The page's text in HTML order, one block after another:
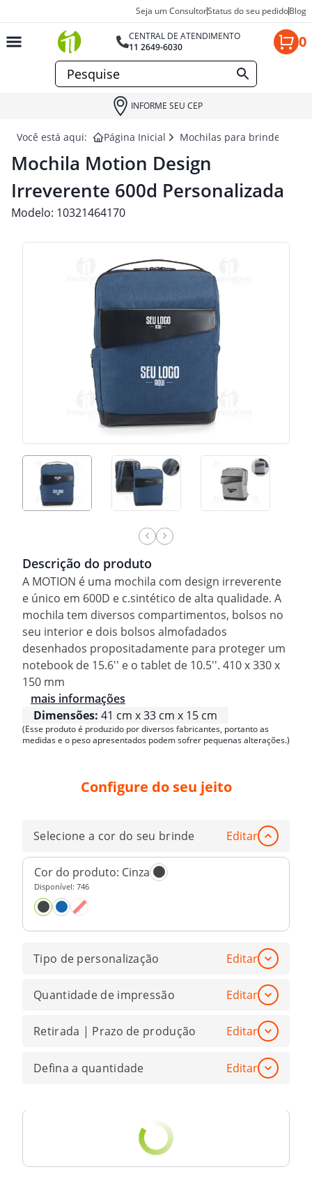
Seja um ConsultorStatus do seu pedidoBlog
CENTRAL DE ATENDIMENTO
11 2649-6030
0
INFORME SEU CEP
Você está aqui: Página Inicial Mochilas para brindes
Mochila Motion Design
Irreverente 600d Personalizada
Modelo: 10321464170
Descrição do produto
A MOTION é uma mochila com design irreverente
e único em 600D e c.sintético de alta qualidade. A
mochila tem diversos compartimentos, bolsos no
seu interior e dois bolsos almofadados
desenhados propositadamente para proteger um
notebook de 15.6'' e o tablet de 10.5''. 410 x 330 x
150 mm
mais informações
Dimensões: 41 cm x 33 cm x 15 cm
(Esse produto é produzido por diversos fabricantes, portanto as
medidas e o peso apresentados podem sofrer pequenas alterações.)
Configure do seu jeito
Selecione a cor do seu brinde Editar
Cor do produto: Cinza
Disponível: 746
Tipo de personalização Editar
Quantidade de impressão Editar
Retirada | Prazo de produção Editar
Defina a quantidade Editar